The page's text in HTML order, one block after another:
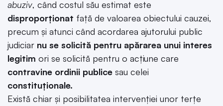
abuziv, când costul său estimat este
disproporţionat faţă de valoarea obiectului cauzei,
precum şi atunci când acordarea ajutorului public
judiciar nu se solicită pentru apărarea unui interes
legitim ori se solicită pentru o acţiune care
contravine ordinii publice sau celei
constituţionale.
Există chiar și posibilitatea intervenției unor terțe